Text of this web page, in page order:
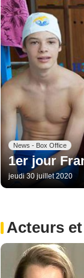
News - Box Office
1er jour
jeudi 30 juillet 2020
Acteurs